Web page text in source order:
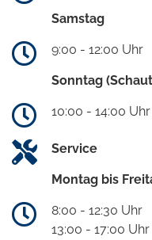
Samstag
9:00 - 12:00 Uhr
Sonntag
10:00 - 14:00 Uhr
Service
Montag bis
8:00 - 12:30 Uhr
13:00 - 17:00 Uhr